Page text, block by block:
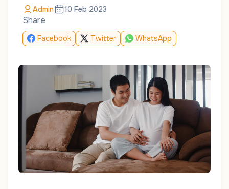
Admin 10 Feb 2023
Share
Facebook Twitter WhatsApp